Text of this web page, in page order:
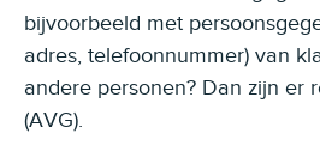
bijvoorbeeld met
adres, telefoonnummer) van
andere personen? Dan zijn er
(AVG).